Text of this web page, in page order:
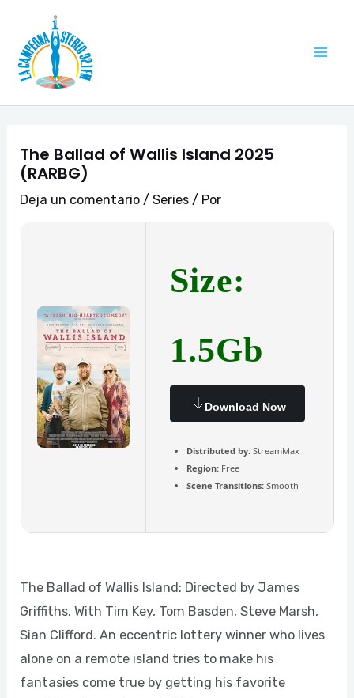
contenido
The Ballad of Wallis Island 2025
(RARBG)
Deja un comentario /Series / Por
Size:
1.5Gb
Download Now
Distributed by:StreamMax
Region:Free
Scene Transitions:Smooth
The Ballad of Wallis Island: Directed by James
Griffiths. With Tim Key, Tom Basden, Steve Marsh,
Sian Clifford. An eccentric lottery winner who lives
alone on a remote island tries to make his
fantasies come true by getting his favorite
de
entradas